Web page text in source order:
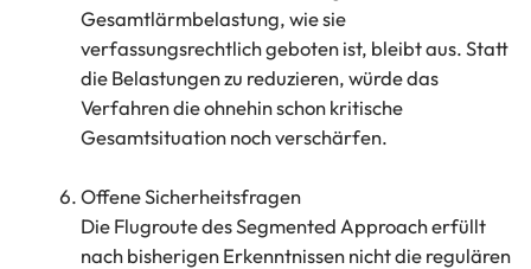
Gesamtlärmbelastung, wie sie
verfassungsrechtlich geboten ist, bleibt aus. Statt
die Belastungen zu reduzieren, würde das
Verfahren die ohnehin schon kritische
Gesamtsituation noch verschärfen.
Offene Sicherheitsfragen
Die Flugroute des Segmented Approach erfüllt
nach bisherigen Erkenntnissen nicht die regulären